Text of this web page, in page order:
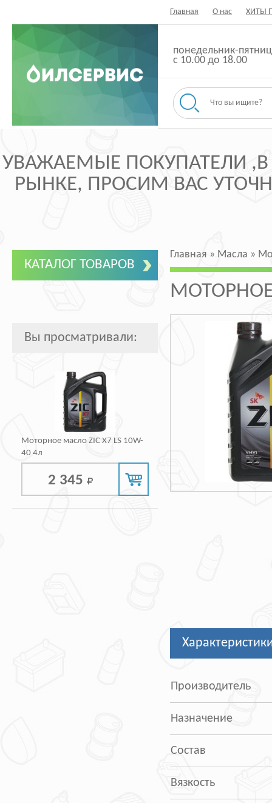
Главная О нас ХИТЫ
понедельник-
с 10.00 до 18.00
УВАЖАЕМЫЕ ПОКУПАТЕЛИ
РЫНКЕ, ПРОСИМ ВАС
КАТАЛОГ ТОВАРОВ
Вы просматривали:
Моторное масло ZIC X7 LS 10W-
40 4л
2 345
Главная » Масла »
МОТОРНОЕ
Производитель
Назначение
Состав
Вязкость